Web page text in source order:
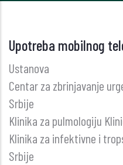
Upotreba mobilnog
Ustanova
Centar za zbrinjavanje
Srbije
Klinika za pulmologiju
Klinika za infektivne i
Srbije